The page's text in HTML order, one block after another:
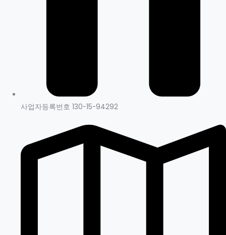
사업자등록번호 130-15-94292